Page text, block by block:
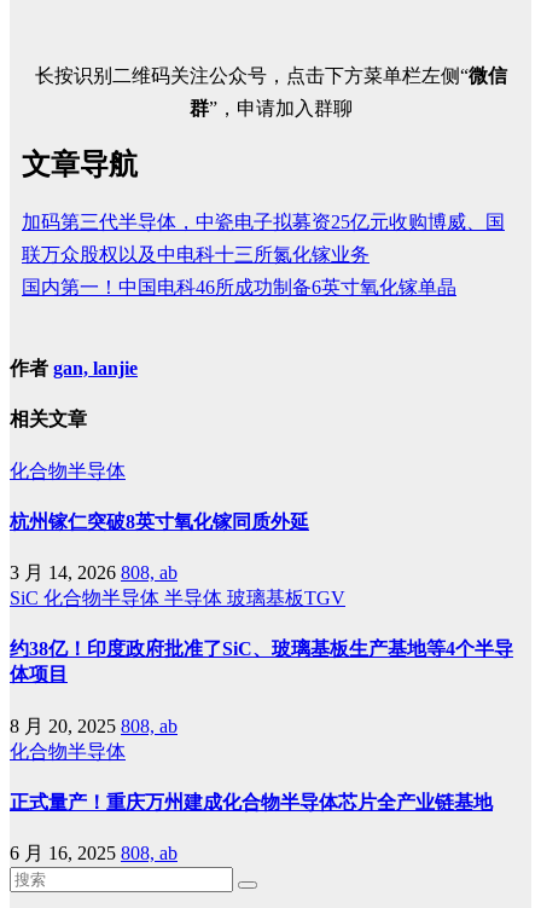
长按识别二维码关注公众号，点击下方菜单栏左侧“微信
群”，申请加入群聊
文章导航
加码第三代半导体，中瓷电子拟募资25亿元收购博威、国
联万众股权以及中电科十三所氮化镓业务
国内第一！中国电科46所成功制备6英寸氧化镓单晶
作者 gan, lanjie
相关文章
化合物半导体
杭州镓仁突破8英寸氧化镓同质外延
3 月 14, 2026 808, ab
SiC 化合物半导体 半导体 玻璃基板TGV
约38亿！印度政府批准了SiC、玻璃基板生产基地等4个半导
体项目
8 月 20, 2025 808, ab
化合物半导体
正式量产！重庆万州建成化合物半导体芯片全产业链基地
6 月 16, 2025 808, ab